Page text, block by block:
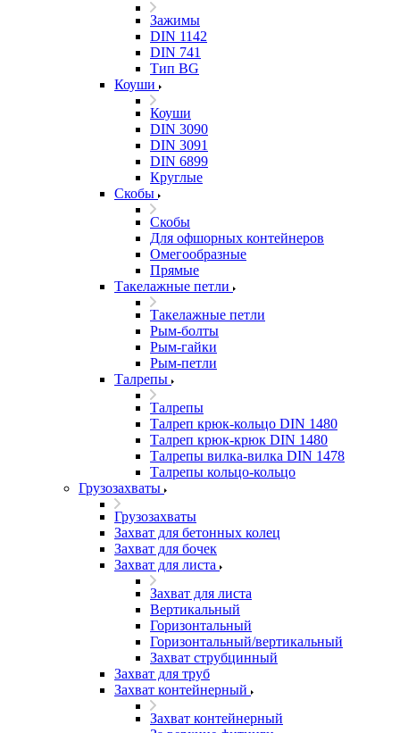
Зажимы
DIN 1142
DIN 741
Тип BG
Коуши
Коуши
DIN 3090
DIN 3091
DIN 6899
Круглые
Скобы
Скобы
Для офшорных контейнеров
Омегообразные
Прямые
Такелажные петли
Такелажные петли
Рым-болты
Рым-гайки
Рым-петли
Талрепы
Талрепы
Талреп крюк-кольцо DIN 1480
Талреп крюк-крюк DIN 1480
Талрепы вилка-вилка DIN 1478
Талрепы кольцо-кольцо
Грузозахваты
Грузозахваты
Захват для бетонных колец
Захват для бочек
Захват для листа
Захват для листа
Вертикальный
Горизонтальный
Горизонтальный/вертикальный
Захват струбцинный
Захват для труб
Захват контейнерный
Захват контейнерный